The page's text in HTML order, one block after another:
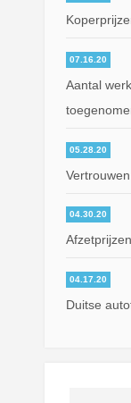
07.16.20
Aantal
05.28.20
04.30.20
04.17.20
Duitse